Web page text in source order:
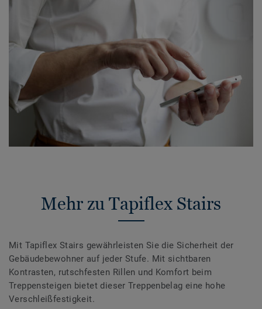
Mehr zu Tapiflex Stairs
Mit Tapiflex Stairs gewährleisten Sie die Sicherheit der
Gebäudebewohner auf jeder Stufe. Mit sichtbaren
Kontrasten, rutschfesten Rillen und Komfort beim
Treppensteigen bietet dieser Treppenbelag eine hohe
Verschleißfestigkeit.